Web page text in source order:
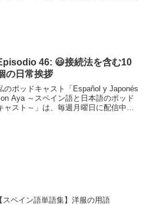
46: 😃接続法を含む10
の日常挨拶
のポッドキャスト「Español y Japonés
Aya ～スペイン語と日本語のポッド
ャスト～」は、毎週月曜日に配信中で
【スペイン語単語集】洋服の用語